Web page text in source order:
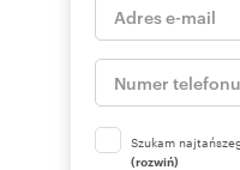
Szukam
(rozwiń)